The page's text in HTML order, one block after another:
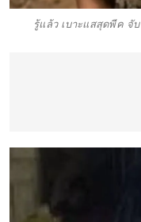
รู้แล้ว เบาะแสสุดพีค จั